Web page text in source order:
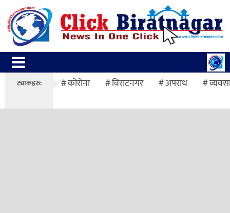
ट्याकहरु: कोरोना विराटनगर अपराध